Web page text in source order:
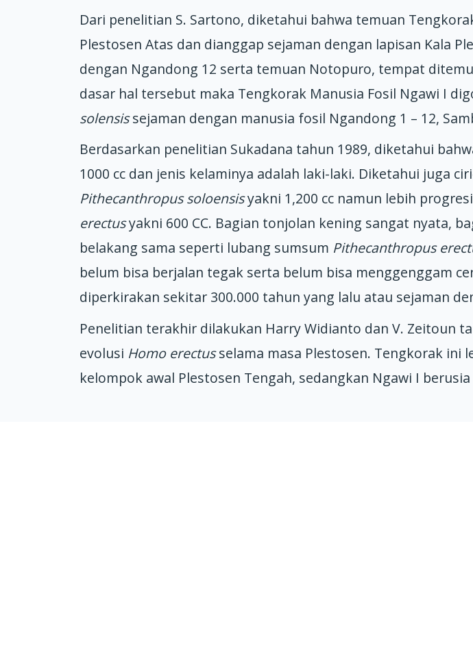
Dari penelitian S. Sartono, diketahui bahwa temuan
Plestosen Atas dan dianggap sejaman dengan lapisan Kala
dengan Ngandong 12 serta temuan Notopuro, tempat
dasar hal tersebut maka Tengkorak Manusia Fosil Ngawi I
solensissejaman dengan manusia fosil Ngandong 1 – 12,
Berdasarkan penelitian Sukadana tahun 1989, diketahui
1000 cc dan jenis kelaminya adalah laki-laki. Diketahui juga
Pithecanthropus soloensisyakni 1,200 cc namun lebih
erectusyakni 600 CC. Bagian tonjolan kening sangat nyata,
belakang sama seperti lubang sumsum Pithecanthropus
belum bisa berjalan tegak serta belum bisa menggenggam
diperkirakan sekitar 300.000 tahun yang lalu atau sejaman
Penelitian terakhir dilakukan Harry Widianto dan V. Zeitoun
evolusi Homo erectusselama masa Plestosen. Tengkorak ini
kelompok awal Plestosen Tengah, sedangkan Ngawi I